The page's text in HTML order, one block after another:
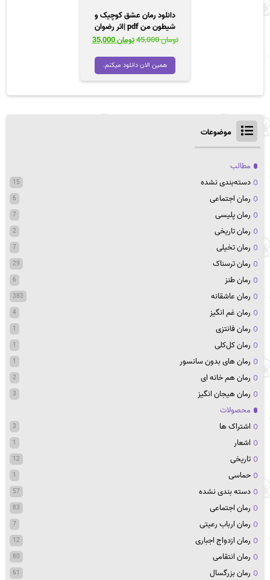
دانلود رمان عشق کوچیک و
شیطون من pdf |اثر رضوان
تومان45,000
قیمت
تومان 45,000
بود.
تومان35,000
قیمت
همین الان دانلود میکنم.
موضوعات
مطالب
دسته‌بندی نشده
15
رمان اجتماعی 6
رمان پلیسی 7
رمان تاریخی 2
رمان تخیلی 7
رمان ترسناک 29
رمان طنز 6
رمان عاشقانه 383
رمان غم انگیز 4
رمان فانتزی 1
رمان کل‌کلی 1
رمان های بدون سانسور 1
رمان هم خانه ای 2
رمان هیجان انگیز 3
محصولات
اشتراک ها
3
اشعار 1
تاریخی 12
حماسی 1
دسته بندی نشده 57
رمان اجتماعی 83
رمان ارباب رعیتی 7
رمان ازدواج اجباری 12
رمان انتقامی 80
رمان بزرگسال 61